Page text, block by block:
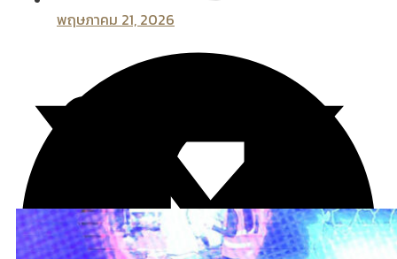
พฤษภาคม 21, 2026